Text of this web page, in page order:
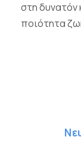
στη δυνατόν
ποιότητα